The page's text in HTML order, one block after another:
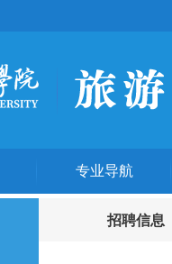
专业导航
招聘信息